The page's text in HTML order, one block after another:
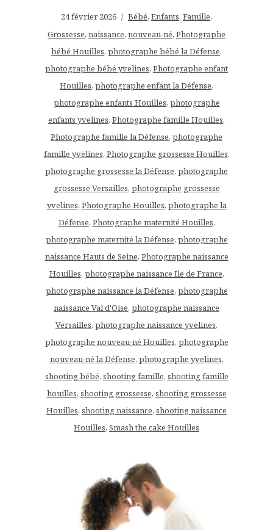
24 février 2026 Bébé, Enfants, Famille,
Grossesse, naissance, nouveau-né, Photographe
bébé Houilles, photographe bébé la Défense,
photographe bébé yvelines, Photographe enfant
Houilles, photographe enfant la Défense,
photographe enfants Houilles, photographe
enfants yvelines, Photographe famille Houilles,
Photographe famille la Défense, photographe
famille yvelines, Photographe grossesse Houilles,
photographe grossesse la Défense, photographe
grossesse Versailles, photographe grossesse
yvelines, Photographe Houilles, photographe la
Défense, Photographe maternité Houilles,
photographe maternité la Défense, photographe
naissance Hauts de Seine, Photographe naissance
Houilles, photographe naissance Ile de France,
photographe naissance la Défense, photographe
naissance Val d'Oise, photographe naissance
Versailles, photographe naissance yvelines,
photographe nouveau-né Houilles, photographe
nouveau-né la Défense, photographe yvelines,
shooting bébé, shooting famille, shooting famille
houilles, shooting grossesse, shooting grossesse
Houilles, shooting naissance, shooting naissance
Houilles, Smash the cake Houilles